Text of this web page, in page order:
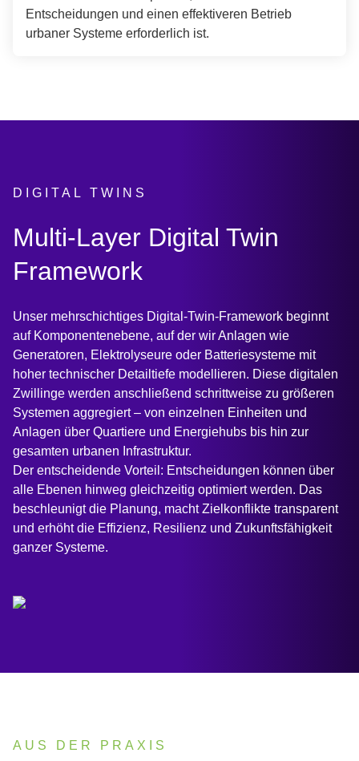
Entscheidungen und einen effektiveren Betrieb
urbaner Systeme erforderlich ist.
DIGITAL TWINS
:
Multi-Layer Digital Twin
Framework
Unser mehrschichtiges Digital‑Twin‑Framework beginnt
auf Komponentenebene, auf der wir Anlagen wie
Generatoren, Elektrolyseure oder Batteriesysteme mit
hoher technischer Detailtiefe modellieren. Diese digitalen
Zwillinge werden anschließend schrittweise zu größeren
Systemen aggregiert – von einzelnen Einheiten und
Anlagen über Quartiere und Energiehubs bis hin zur
gesamten urbanen Infrastruktur.
Der entscheidende Vorteil: Entscheidungen können über
alle Ebenen hinweg gleichzeitig optimiert werden. Das
beschleunigt die Planung, macht Zielkonflikte transparent
und erhöht die Effizienz, Resilienz und Zukunftsfähigkeit
ganzer Systeme.
AUS DER PRAXIS